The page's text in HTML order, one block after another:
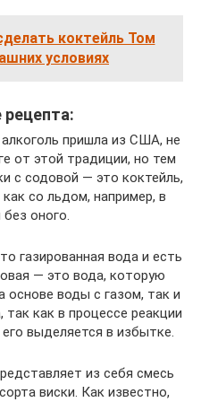
коктейль Том
условиях
рецепта:
пришла из США, не
от этой традиции, но тем
с содовой — это коктейль,
со льдом, например, в
без оного.
газированная вода и есть
— это вода, которую
воды с газом, так и
так как в процессе реакции
выделяется в избытке.
из себя смесь
виски. Как известно,